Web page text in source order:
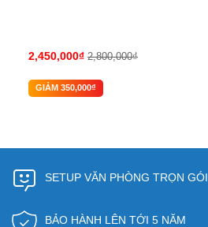
2,450,000₫ 2,800,000₫
GIẢM 350,000₫
SETUP VĂN PHÒNG TRỌN GÓI
BẢO HÀNH LÊN TỚI 5 NĂM